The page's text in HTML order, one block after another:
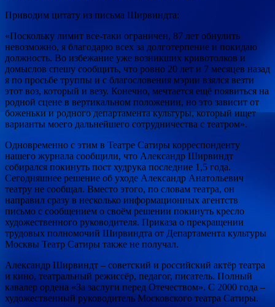
Приводим цитату из письма Ширвиндта:
«Поскольку лимит все-таки ограничен, 87 лет обнулить
невозможно, я благодарю всех за долготерпение и покидаю
должность. Во избежание уже возникших кривотолков и
домыслов спешу сообщить, что ровно 20 лет и 7 месяцев назад
я по просьбе труппы и с благословения мэрии взялся везти
этот воз, который и везу. Конечно, мечтается ещё появиться на
родной сцене в вертикальном положении, но это зависит от
боженьки и родного департамента культуры, который ищет
варианты моего дальнейшего сотрудничества с театром».
Одновременно с этим в Театре Сатиры корреспонденту
нашего журнала сообщили, что Александр Ширвиндт
собирался покинуть пост худрука последние 1,5 года.
Сегодняшнее решение об уходе Александр Анатольевич
театру не сообщал. Вместо этого, по словам театра, он
направил сразу в несколько информационных агентств
письмо с сообщением о своём решении покинуть кресло
художественного руководителя. Приказа о прекращении
трудовых полномочий Ширвиндта от Департамента культуры
Москвы Театр Сатиры также не получал.
Александр Ширвиндт – советский и российский актёр театра
и кино, театральный режиссёр, педагог, писатель. Полный
кавалер ордена «За заслуги перед Отечеством». С 2000 года –
художественный руководитель Московского театра Сатиры.